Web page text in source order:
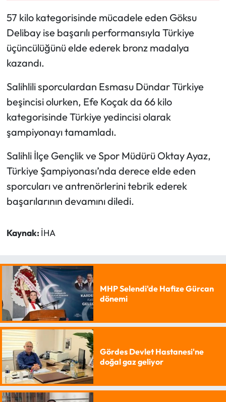
57 kilo kategorisinde mücadele eden Göksu
Delibay ise başarılı performansıyla Türkiye
üçüncülüğünü elde ederek bronz madalya
kazandı.
Salihlili sporculardan Esmasu Dündar Türkiye
beşincisi olurken, Efe Koçak da 66 kilo
kategorisinde Türkiye yedincisi olarak
şampiyonayı tamamladı.
Salihli İlçe Gençlik ve Spor Müdürü Oktay Ayaz,
Türkiye Şampiyonası’nda derece elde eden
sporcuları ve antrenörlerini tebrik ederek
başarılarının devamını diledi.
Kaynak: İHA
MHP Selendi'de Hafize Gürcan
dönemi
Gördes Devlet Hastanesi'ne
doğal gaz geliyor